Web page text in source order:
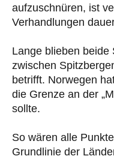
aufzuschnüren, ist
Verhandlungen
Lange blieben beide
zwischen
betrifft. Norwegen
die Grenze an der
sollte.
So wären alle
Grundlinie der